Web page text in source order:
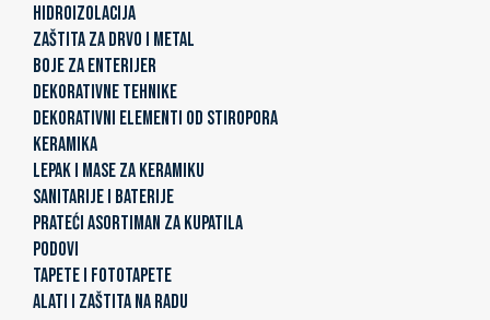
HIDROIZOLACIJA
ZAŠTITA ZA DRVO I METAL
BOJE ZA ENTERIJER
DEKORATIVNE TEHNIKE
DEKORATIVNI ELEMENTI OD STIROPORA
KERAMIKA
LEPAK I MASE ZA KERAMIKU
SANITARIJE I BATERIJE
PRATEĆI ASORTIMAN ZA KUPATILA
PODOVI
TAPETE I FOTOTAPETE
ALATI I ZAŠTITA NA RADU